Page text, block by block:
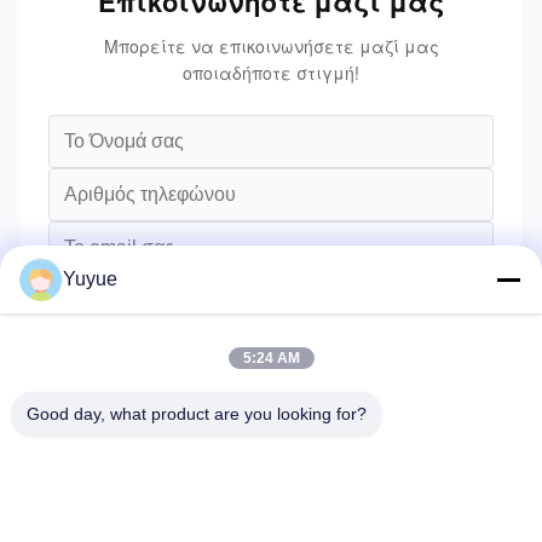
Μπορείτε να επικοινωνήσετε μαζί μας
οποιαδήποτε στιγμή!
Yuyue
5:24 AM
Good day, what product are you looking for?